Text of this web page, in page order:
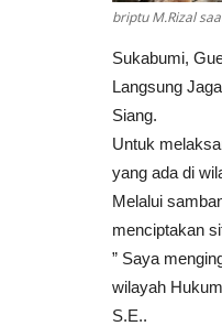
briptu M.Rizal
Sukabumi,
Langsung
Siang.
Untuk
yang ada di
Melalui
menciptakan
” Saya
wilayah
S.E..